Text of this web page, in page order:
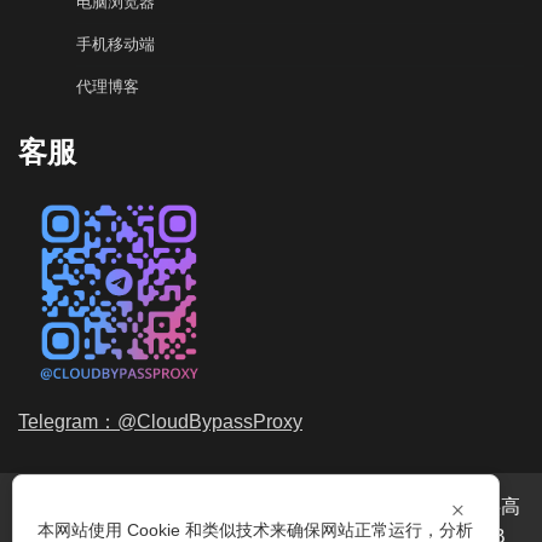
手机移动端
代理博客
客服
Telegram：@CloudBypassProxy
代理服务提供商，我们提供高
品质、永不过期的动态代理IP池流量包，价格最低2元/GB
×
本网站使用 Cookie 和类似技术来确保网站正常运行，分析